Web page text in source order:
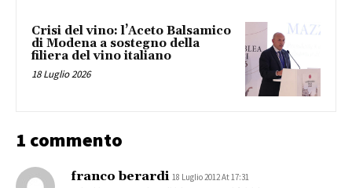
Crisi del vino: l’Aceto Balsamico
di Modena a sostegno della
filiera del vino italiano
18 Luglio 2026
1 commento
franco berardi 18 Luglio 2012 At 17:31